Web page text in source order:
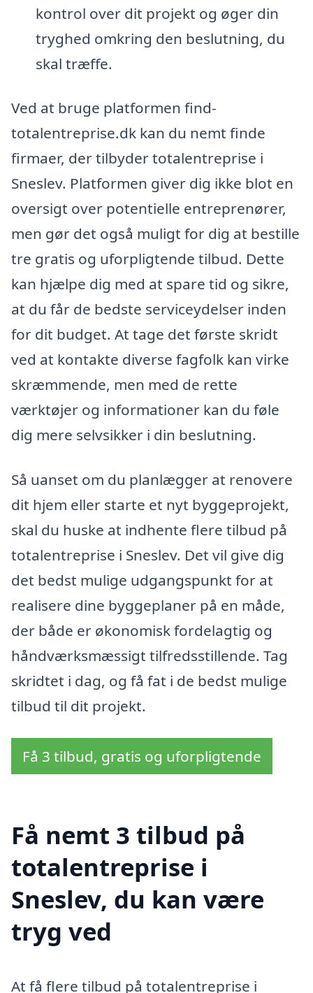
kontrol over dit projekt og øger din
tryghed omkring den beslutning, du
skal træffe.
Ved at bruge platformen find-
totalentreprise.dk kan du nemt finde
firmaer, der tilbyder totalentreprise i
Sneslev. Platformen giver dig ikke blot en
oversigt over potentielle entreprenører,
men gør det også muligt for dig at bestille
tre gratis og uforpligtende tilbud. Dette
kan hjælpe dig med at spare tid og sikre,
at du får de bedste serviceydelser inden
for dit budget. At tage det første skridt
ved at kontakte diverse fagfolk kan virke
skræmmende, men med de rette
værktøjer og informationer kan du føle
dig mere selvsikker i din beslutning.
Så uanset om du planlægger at renovere
dit hjem eller starte et nyt byggeprojekt,
skal du huske at indhente flere tilbud på
totalentreprise i Sneslev. Det vil give dig
det bedst mulige udgangspunkt for at
realisere dine byggeplaner på en måde,
der både er økonomisk fordelagtig og
håndværksmæssigt tilfredsstillende. Tag
skridtet i dag, og få fat i de bedst mulige
tilbud til dit projekt.
Få 3 tilbud, gratis og uforpligtende
Få nemt 3 tilbud på
totalentreprise i
Sneslev, du kan være
tryg ved
At få flere tilbud på totalentreprise i